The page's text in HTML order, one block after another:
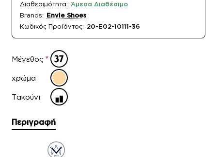
Διαθεσιμότητα: Άμεσα Διαθέσιμο
Brands: Envie Shoes
Κωδικός Προϊόντος: 20-E02-10111-36
Μέγεθος
χρώμα
Τακούνι
Περιγραφή